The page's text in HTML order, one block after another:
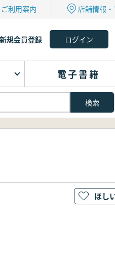
ご利用案内 店舗情報
新規会員登録
電子書籍
ほし